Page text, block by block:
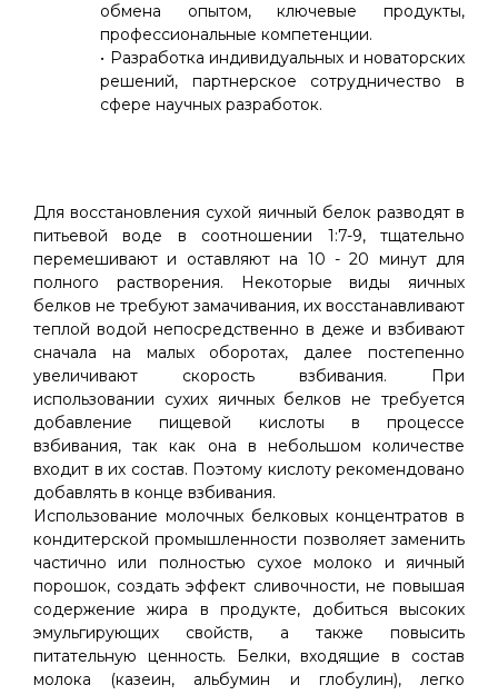
обмена опытом, ключевые продукты,
профессиональные компетенции.
• Разработка индивидуальных и новаторских
решений, партнерское сотрудничество в
сфере научных разработок.
Для восстановления сухой яичный белок разводят в
питьевой воде в соотношении 1:7-9, тщательно
перемешивают и оставляют на 10 - 20 минут для
полного растворения. Некоторые виды яичных
белков не требуют замачивания, их восстанавливают
теплой водой непосредственно в деже и взбивают
сначала на малых оборотах, далее постепенно
увеличивают скорость взбивания. При
использовании сухих яичных белков не требуется
добавление пищевой кислоты в процессе
взбивания, так как она в небольшом количестве
входит в их состав. Поэтому кислоту рекомендовано
добавлять в конце взбивания.
Использование молочных белковых концентратов в
кондитерской промышленности позволяет заменить
частично или полностью сухое молоко и яичный
порошок, создать эффект сливочности, не повышая
содержение жира в продукте, добиться высоких
эмульгирующих свойств, а также повысить
питательную ценность. Белки, входящие в состав
молока (казеин, альбумин и глобулин), легко